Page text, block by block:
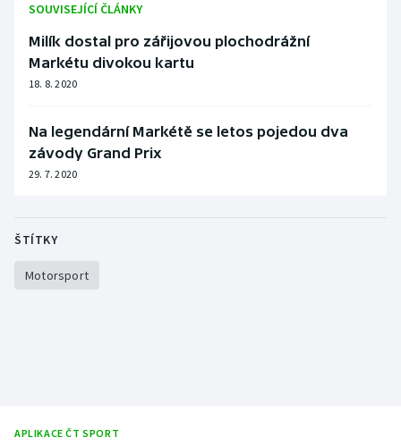
Rychlostní kanoistika
Sportovní střelba
Triatlon
Veslování
SOUVISEJÍCÍ ČLÁNKY
Milík dostal pro zářijovou plochodrážní
Markétu divokou kartu
18. 8. 2020
Na legendární Markétě se letos pojedou dva
závody Grand Prix
29. 7. 2020
ŠTÍTKY
Motorsport
APLIKACE ČT SPORT